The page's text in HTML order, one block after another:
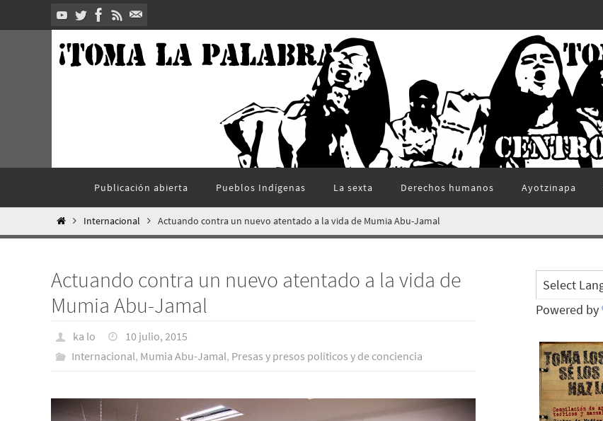
al
contenido
Publicación abierta Pueblos Indí­genas La sexta Derechos humanos Ayotzinapa
InicioInternacional Actuando contra un nuevo atentado a la vida de Mumia Abu-Jamal
Actuando contra un nuevo atentado a la vida de
Mumia Abu-Jamal
ka lo
10 julio, 2015
Internacional, Mumia Abu-Jamal, Presas y presos polí­ticos y de conciencia
Powered by